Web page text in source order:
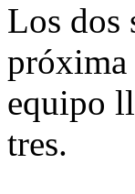
Los dos
próxima
equipo
tres.